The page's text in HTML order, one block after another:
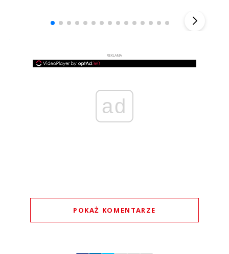
REKLAMA
ad
POKAŻ KOMENTARZE